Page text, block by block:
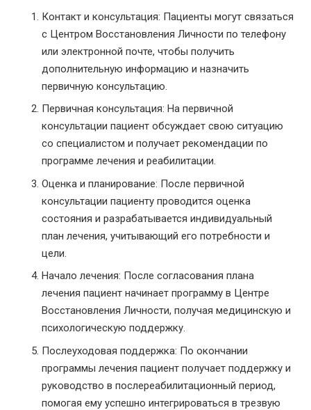
Контакт и консультация: Пациенты могут связаться
с Центром Восстановления Личности по телефону
или электронной почте, чтобы получить
дополнительную информацию и назначить
первичную консультацию.
Первичная консультация: На первичной
консультации пациент обсуждает свою ситуацию
со специалистом и получает рекомендации по
программе лечения и реабилитации.
Оценка и планирование: После первичной
консультации пациенту проводится оценка
состояния и разрабатывается индивидуальный
план лечения, учитывающий его потребности и
цели.
Начало лечения: После согласования плана
лечения пациент начинает программу в Центре
Восстановления Личности, получая медицинскую и
психологическую поддержку.
Послеуходовая поддержка: По окончании
программы лечения пациент получает поддержку и
руководство в послереабилитационный период,
помогая ему успешно интегрироваться в трезвую